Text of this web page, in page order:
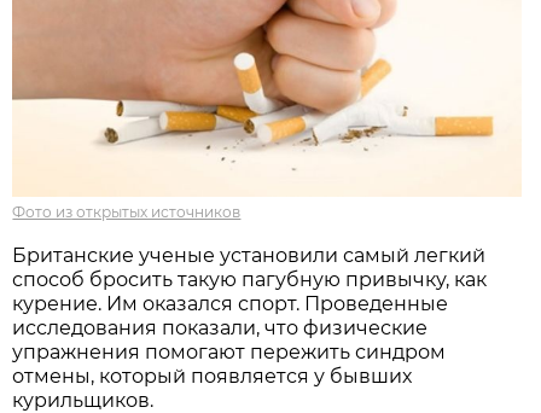
Фото из открытых источников
Британские ученые установили самый легкий
способ бросить такую пагубную привычку, как
курение. Им оказался спорт. Проведенные
исследования показали, что физические
упражнения помогают пережить синдром
отмены, который появляется у бывших
курильщиков.